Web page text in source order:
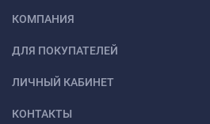
КОМПАНИЯ
ДЛЯ ПОКУПАТЕЛЕЙ
ЛИЧНЫЙ КАБИНЕТ
КОНТАКТЫ